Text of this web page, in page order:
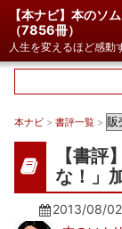
【本ナビ】本のソ
（7856冊）
人生を変えるほど感動
本ナビ > 書評一覧 >
【書評
な！」
2013/08/